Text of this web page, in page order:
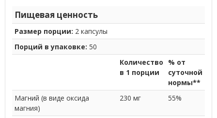
Пищевая ценность
Размер порции: 2 капсулы
Порций в упаковке: 50
Количество
в 1 порции
% от
суточной
нормы**
Магний (в виде оксида
магния)
230 мг 55%